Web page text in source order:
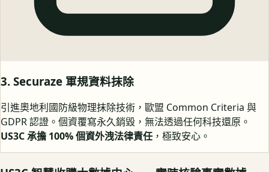
3. Securaze 軍規資料抹除
引進奧地利國防級物理抹除技術，歐盟 Common Criteria 與
GDPR 認證。個資覆寫永久銷毀，無法透過任何科技還原。
US3C 承擔 100% 個資外洩法律責任 ，極致安心。